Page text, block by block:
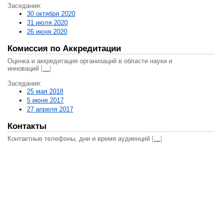
Заседания:
30 октября 2020
31 июля 2020
26 июня 2020
Комиссия по Аккредитации
Оценка и аккредитация организаций в области науки и
инноваций […]
Заседания:
25 мая 2018
5 июня 2017
27 апреля 2017
Контакты
Контактные телефоны, дни и время аудиенций […]